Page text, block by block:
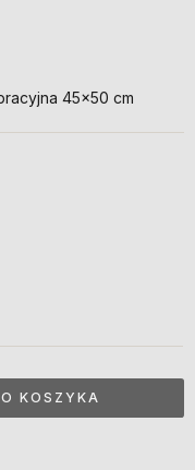
45×50 cm
KOSZYKA